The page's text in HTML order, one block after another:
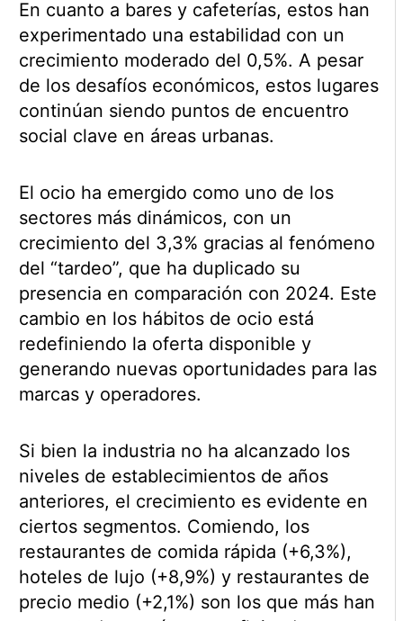
En cuanto a bares y cafeterías, estos han
experimentado una estabilidad con un
crecimiento moderado del 0,5%. A pesar
de los desafíos económicos, estos lugares
continúan siendo puntos de encuentro
social clave en áreas urbanas.
El ocio ha emergido como uno de los
sectores más dinámicos, con un
crecimiento del 3,3% gracias al fenómeno
del “tardeo”, que ha duplicado su
presencia en comparación con 2024. Este
cambio en los hábitos de ocio está
redefiniendo la oferta disponible y
generando nuevas oportunidades para las
marcas y operadores.
Si bien la industria no ha alcanzado los
niveles de establecimientos de años
anteriores, el crecimiento es evidente en
ciertos segmentos. Comiendo, los
restaurantes de comida rápida (+6,3%),
hoteles de lujo (+8,9%) y restaurantes de
precio medio (+2,1%) son los que más han